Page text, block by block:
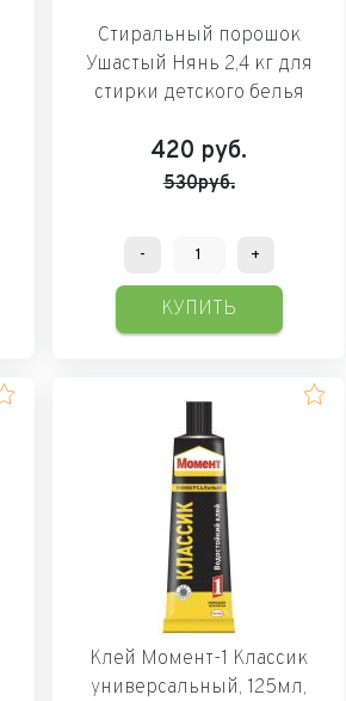
Стиральный порошок
Ушастый Нянь 2,4 кг для
стирки детского белья
420 руб.
530руб.
- +
КУПИТЬ
Клей Момент-1 Классик
универсальный, 125мл,